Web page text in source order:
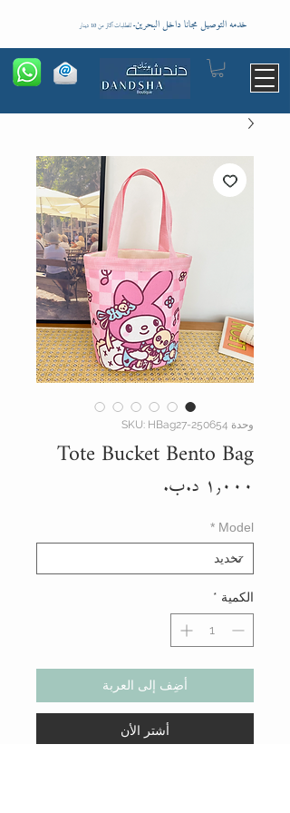
خدمه التوصيل مجانا داخل البحرين- للطلبات اكثر من 10 دينار
وحدة SKU: HBag27-250654
Tote Bucket Bento Bag
Model
*
الكمية *
أضِف إلى العربة
أشتر الأن